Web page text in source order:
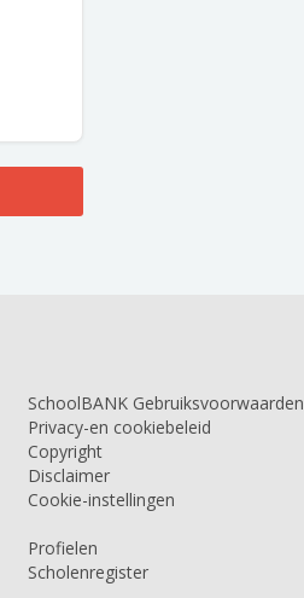
SchoolBANK Gebruiksvoorwaarden
Privacy-en cookiebeleid
Copyright
Disclaimer
Cookie-instellingen
Profielen
Scholenregister